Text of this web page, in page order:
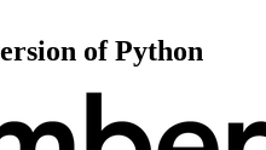
of Python